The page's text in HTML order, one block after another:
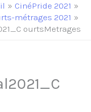
CinéPride 2021
métrages 2021
ourtsMetrages